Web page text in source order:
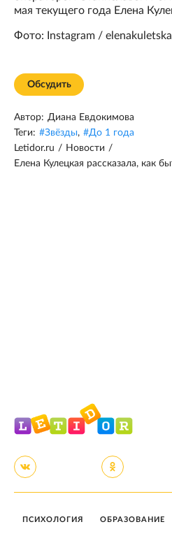
мая текущего года Елена
Фото: Instagram /
Обсудить
Автор: Диана Евдокимова
Теги: #Звёзды, #До 1 года
Letidor.ru / Новости /
Елена Кулецкая рассказала, как
ПСИХОЛОГИЯ ОБРАЗОВАНИЕ